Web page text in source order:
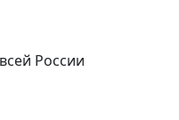
России